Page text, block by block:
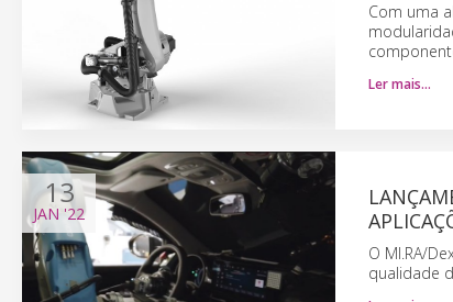
Com uma
Ler mais…
13
JAN '22
O MI.RA/
qualidade